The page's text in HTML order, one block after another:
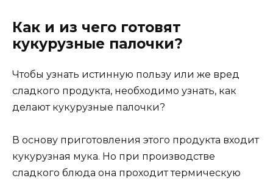
Как и из чего готовят
кукурузные палочки?
Чтобы узнать истинную пользу или же вред
сладкого продукта, необходимо узнать, как
делают кукурузные палочки?
В основу приготовления этого продукта входит
кукурузная мука. Но при производстве
сладкого блюда она проходит термическую